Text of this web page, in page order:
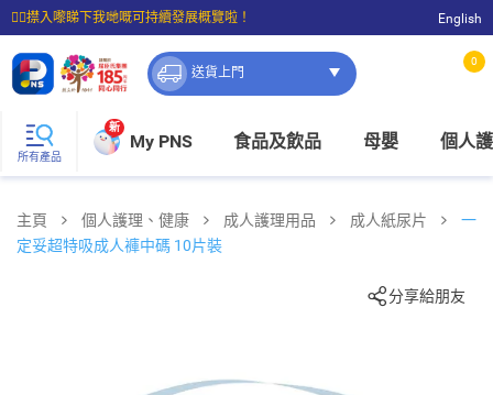
☝🏼㩒入嚟睇下我哋嘅可持續發展概覽啦！
⭐購物滿$399即享免費送貨；滿$100即可免費店取。
English
送貨上門
0
所有產品
新
My PNS 食品及飲品 母嬰 個人
主頁 個人護理、健康 成人護理用品 成人紙尿片
一
定妥超特吸成人褲中碼 10片裝
分享給朋友